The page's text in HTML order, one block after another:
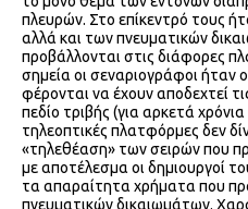
πλευρών. Στο επίκεντρό τους
αλλά και των πνευματικών
προβάλλονται στις διάφορες
σημεία οι σεναριογράφοι ήταν
φέρονται να έχουν αποδεχτεί
πεδίο τριβής (για αρκετά
τηλεοπτικές πλατφόρμες δεν
«τηλεθέαση» των σειρών που
με αποτέλεσμα οι δημιουργοί
τα απαραίτητα χρήματα που
πνευματικών δικαιωμάτων.